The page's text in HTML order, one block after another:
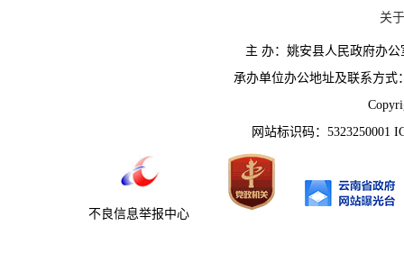
关
主 办：姚安县人民政府办
承办单位办公地址及联系方式
网站标识码：5323250001
不良信息举报中心